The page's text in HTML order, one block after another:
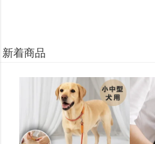
新着商品